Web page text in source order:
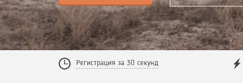
Регистрация за 30 секунд